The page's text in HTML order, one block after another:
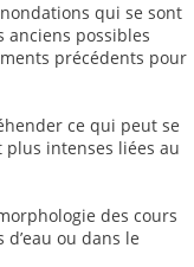
qui se sont
anciens possibles
précédents pour
ce qui peut se
intenses liées au
des cours
ou dans le